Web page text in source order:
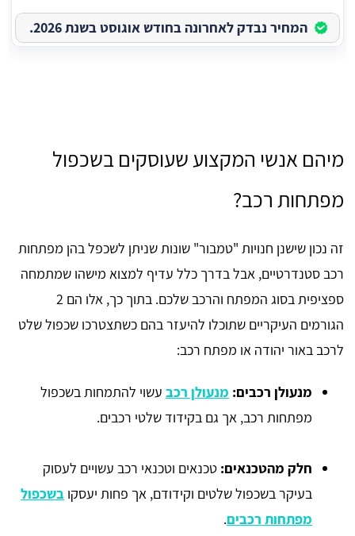
המחיר נבדק לאחרונה בחודש אוגוסט בשנת 2026.
מיהם אנשי המקצוע שעוסקים בשכפול
מפתחות רכב?
זה נכון שישנן חנויות "טמבור" שונות שניתן לשכפל בהן מפתחות
רכב סטנדרטיים, אבל בדרך כלל עדיף למצוא מישהו שמתמחה
ספציפית בסוג המפתח והרכב שלכם. בתוך כך, אלו הם 2
הגורמים העיקריים שתוכלו להיעזר בהם כשתצטרכו שכפול שלט
לרכב באור יהודה או מפתח רכב:
מנעולן רכבים: מנעולן רכב עשוי להתמחות בשכפול
מפתחות רכב, אך גם בקידוד שלטי רכבים.
חלק מהטכנאים: טכנאים וטכנאי רכב עשויים לעסוק
בעיקר בשכפול שלטים וקידודם, אך פחות יעסקו בשכפול
מפתחות רכבים.